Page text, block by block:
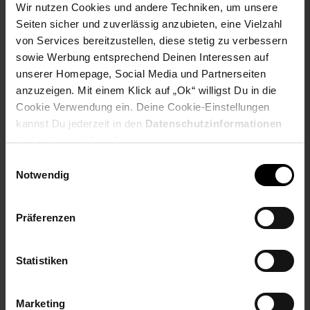
Wir nutzen Cookies und andere Techniken, um unsere
Seiten sicher und zuverlässig anzubieten, eine Vielzahl
von Services bereitzustellen, diese stetig zu verbessern
sowie Werbung entsprechend Deinen Interessen auf
unserer Homepage, Social Media und Partnerseiten
anzuzeigen. Mit einem Klick auf „Ok“ willigst Du in die
Cookie Verwendung ein. Deine Cookie-Einstellungen
kannst Du jederzeit in den Datenschutzinformationen
ändern bzw. widerrufen.
Notwendig
Präferenzen
Statistiken
Marketing
128GB Schwarz
259, € Sternchen
Modell 2025 Handy
(Seniorenhandy, Klapp)
nur 109,